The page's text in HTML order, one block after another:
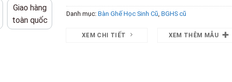
Giao hàng
toàn quốc
Danh mục: Bàn Ghế Học Sinh Cũ BGHS cũ
XEM CHI TIẾT XEM THÊM MẪU